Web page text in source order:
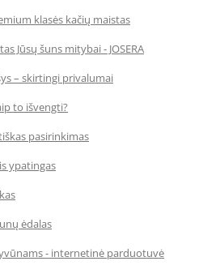
klasės kačių maistas
Jūsų šuns mitybai - JOSERA
– skirtingi privalumai
to išvengti?
pasirinkimas
ypatingas
ėdalas
- internetinė parduotuvė